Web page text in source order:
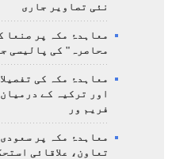
نئی تصاویر جاری
معاہدۂ مکہ پر صنعا
محاصرہ" کی پالیسی
معاہدۂ مکہ کی
اور ترکیہ کے
فریم ور
معاہدۂ مکہ پر
تعاون، علاقائی